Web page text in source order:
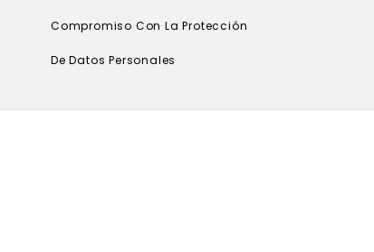
Compromiso Con La Protección
De Datos Personales